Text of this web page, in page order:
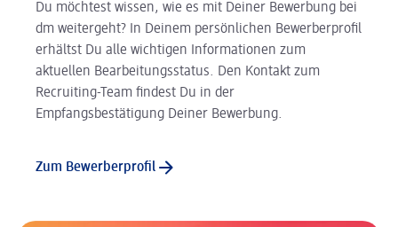
Du möchtest wissen, wie es mit Deiner Bewerbung bei
dm weitergeht? In Deinem persönlichen Bewerberprofil
erhältst Du alle wichtigen Informationen zum
aktuellen Bearbeitungsstatus. Den Kontakt zum
Recruiting-Team findest Du in der
Empfangsbestätigung Deiner Bewerbung.
Zum Bewerberprofil